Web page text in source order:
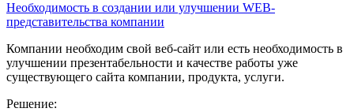
Необходимость в создании или улучшении WEB-
представительства компании
Компании необходим свой веб-сайт или есть необходимость в
улучшении презентабельности и качестве работы уже
существующего сайта компании, продукта, услуги.
Решение: